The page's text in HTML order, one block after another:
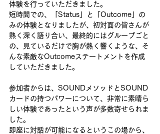
体験を行っていただきました。
短時間での、「Status」と「Outcome」の
みの体験となりましたが、初対面の皆さんが
熱く深く語り合い、最終的にはグループごと
の、見ているだけで胸が熱く響くような、そ
んな素敵なOutcomeステートメントを作成
していただきました。
参加者からは、SOUNDメソッドとSOUND
カードの持つパワーについて、非常に素晴ら
しい体験であったという声が多数寄せられま
した。
即座に対話が可能になるというこの場から、